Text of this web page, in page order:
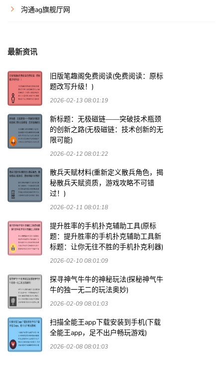
沟通ag旗舰厅网
最新资讯
旧版笔趣阁免费阅读(免费阅读：原标
题改写升级！)
2026-02-13 08:01:19
新标题：无极磁链——突破技术瓶颈
的创新之路(无极磁链：技术创新的无
限可能)
2026-02-12 08:01:22
散兵天赋材料(重新定义散兵角色，揭
秘散兵天赋资质，游戏攻略不可错
过！)
2026-02-11 08:01:18
提升胜率的手机扑克辅助工具(原标
题：提升胜率的手机扑克辅助工具新
标题：让你无往不胜的手机扑克利器)
2026-02-10 08:01:09
探寻神气牛牛的神秘玩法(探秘神气牛
牛的独一无二的玩法奥妙)
2026-02-09 08:01:03
扫描全能王app下载安装到手机(下载
全能王app，足不出户畅玩游戏)
2026-02-08 08:01:03